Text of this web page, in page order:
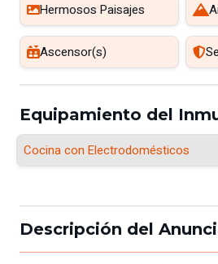
Hermosos Paisajes
Ascensor(s)
Equipamiento del
Cocina con Electrodomésticos
Descripción del